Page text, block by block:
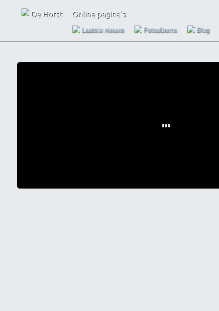
Laatste nieuws Fotoalbums Blog